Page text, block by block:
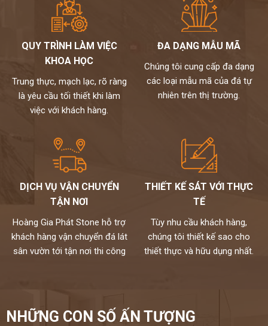
QUY TRÌNH LÀM VIỆC
KHOA HỌC
Trung thực, mạch lạc, rõ ràng
là yêu cầu tối thiết khi làm
việc với khách hàng.
ĐA DẠNG MẪU MÃ
Chúng tôi cung cấp đa dạng
các loại mẫu mã của đá tự
nhiên trên thị trường.
DỊCH VỤ VẬN CHUYỂN
TẬN NƠI
Hoàng Gia Phát Stone hỗ trợ
khách hàng vận chuyển đá lát
sân vườn tới tận nơi thi công
THIẾT KẾ SÁT VỚI THỰC
TẾ
Tùy nhu cầu khách hàng,
chúng tôi thiết kế sao cho
thiết thực và hữu dụng nhất.
NHỮNG CON SỐ ẤN TƯỢNG